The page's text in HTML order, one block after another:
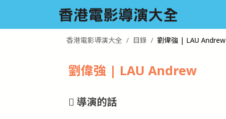
香港電影導演大全 目錄 劉偉強 | LAU Andrew
劉偉強 | LAU Andrew
導演的話